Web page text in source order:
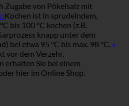
Zugabe von Pökelsalz mit
Kochen ist in sprudelndem,
bis 100 °C kochen (z.B.
knapp unter dem
bei etwa 95 °C bis max. 98 °C. »
vor dem Verzehr.
erhalten Sie bei einem
hier im Online Shop.